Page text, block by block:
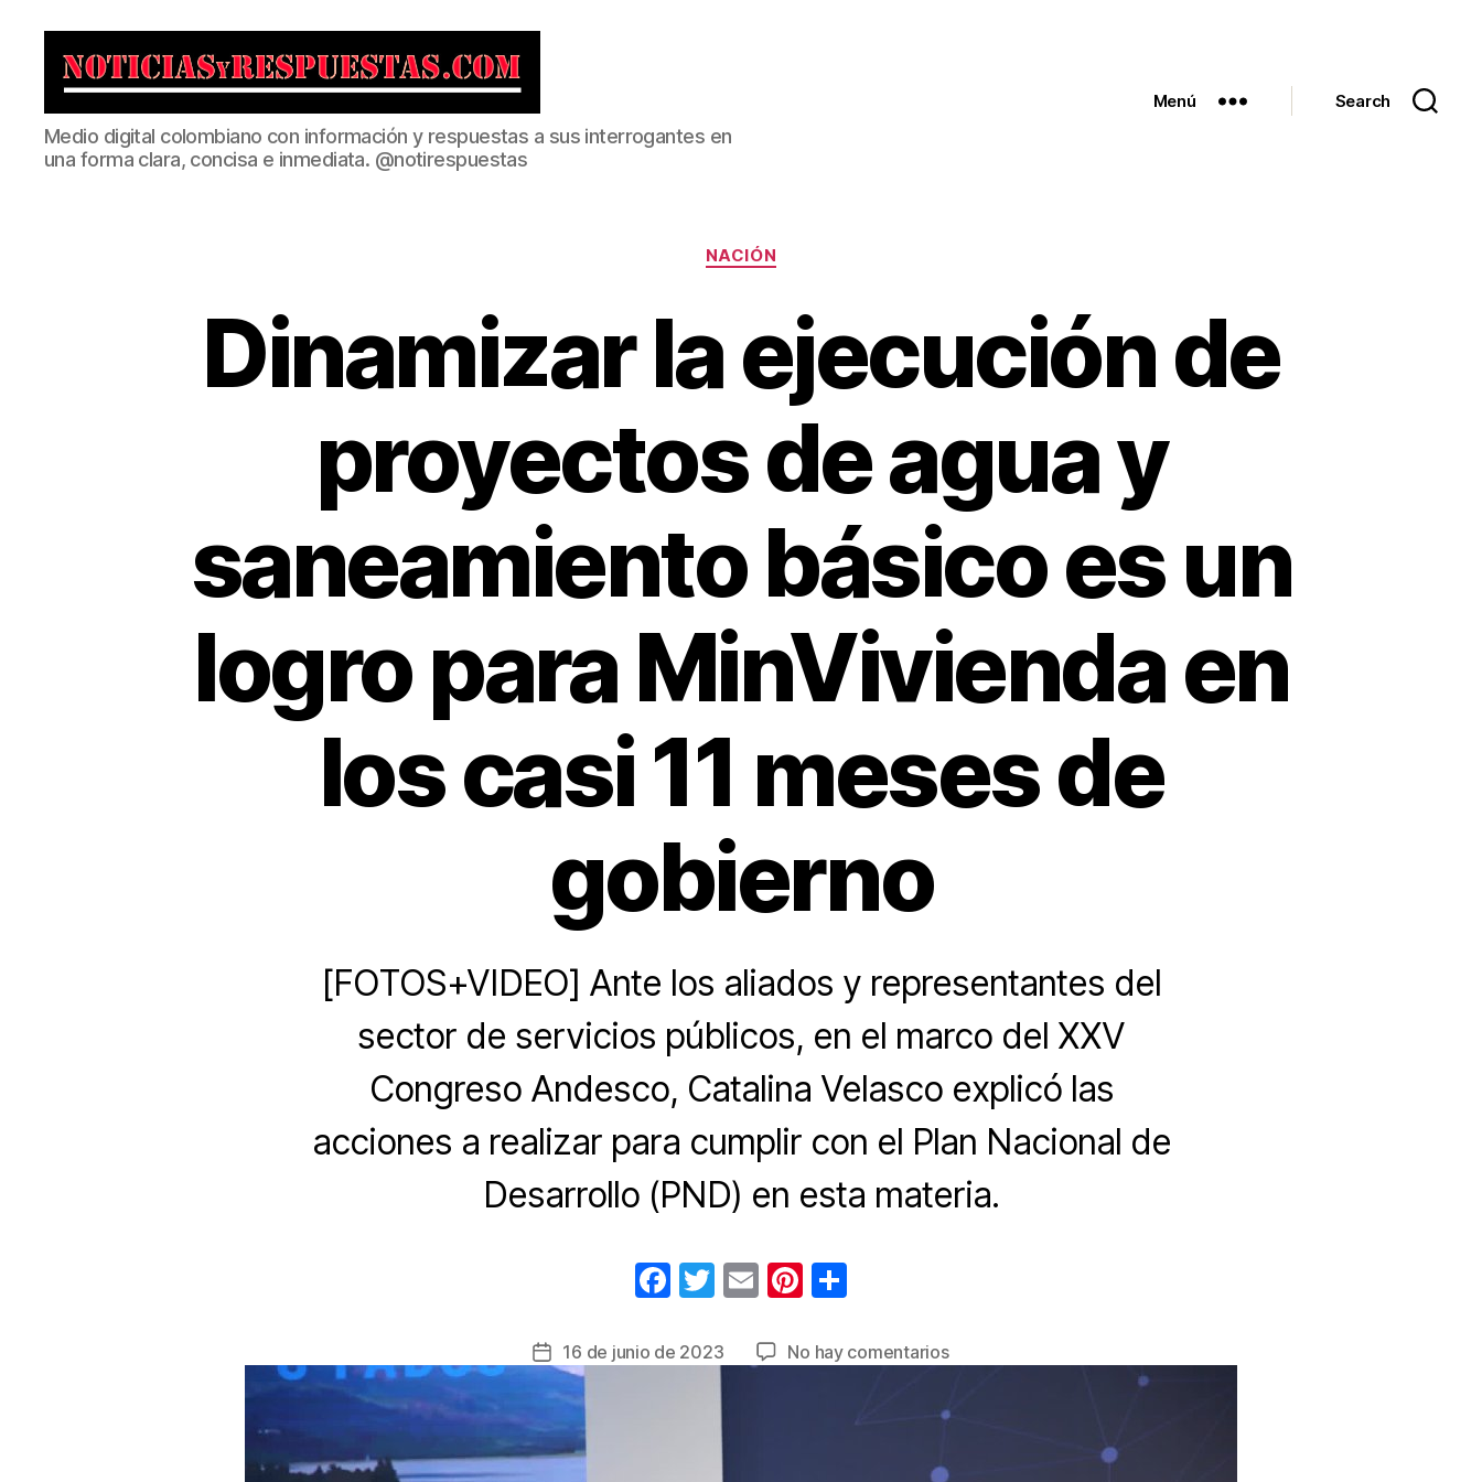
Noticias
y
Respuestas
Medio digital colombiano con información y respuestas a sus interrogantes en
una forma clara, concisa e inmediata. @notirespuestas
Menú Search
Categorías
NACIÓN
Dinamizar la ejecución de
proyectos de agua y
saneamiento básico es un
logro para MinVivienda en
los casi 11 meses de
gobierno
[FOTOS+VIDEO] Ante los aliados y representantes del
sector de servicios públicos, en el marco del XXV
Congreso Andesco, Catalina Velasco explicó las
acciones a realizar para cumplir con el Plan Nacional de
Desarrollo (PND) en esta materia.
F
c
T
tt
er
E
ail
Pi
er m
Fecha
de
entrada
16 de junio de 2023 No hay comentariosen